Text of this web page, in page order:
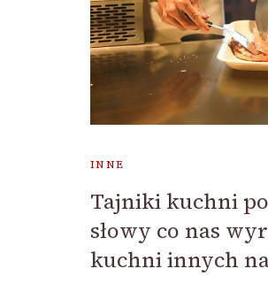
INNE
Tajniki kuchni
słowy co nas
kuchni innych